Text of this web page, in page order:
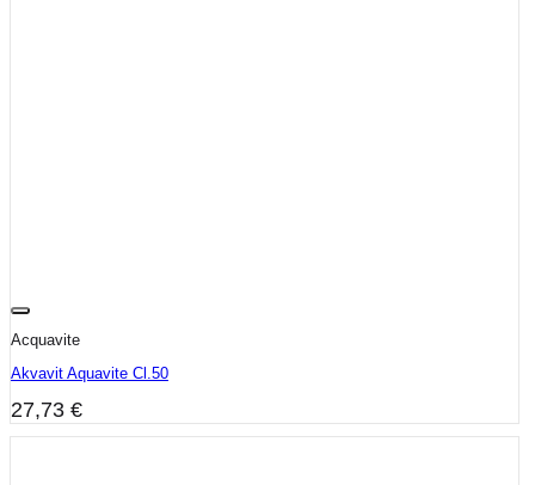
Acquavite
Akvavit Aquavite Cl.50
27,73 €